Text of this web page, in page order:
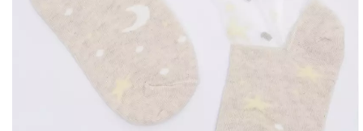
Бесшовные леггинсы из
микрофибры LEGGINGS
02 (черный) Giulia
789 грн.
Бесшовный топ на тонких
бретелях CAMI TOP
279 грн.